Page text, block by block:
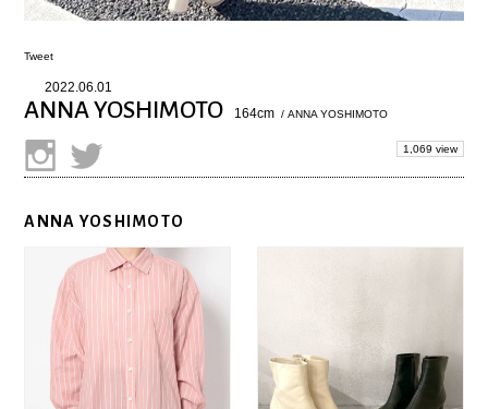
Tweet
2022.06.01
ANNA YOSHIMOTO 164cm / ANNA YOSHIMOTO
1,069 view
ANNA YOSHIMOTO